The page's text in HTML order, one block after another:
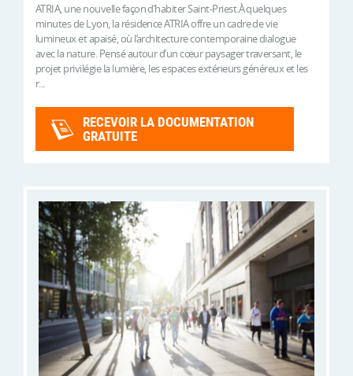
ATRIA, une nouvelle façon d’habiter Saint-Priest.À quelques
minutes de Lyon, la résidence ATRIA offre un cadre de vie
lumineux et apaisé, où l’architecture contemporaine dialogue
avec la nature. Pensé autour d’un cœur paysager traversant, le
projet privilégie la lumière, les espaces extérieurs généreux et les
r...
RECEVOIR LA DOCUMENTATION
GRATUITE